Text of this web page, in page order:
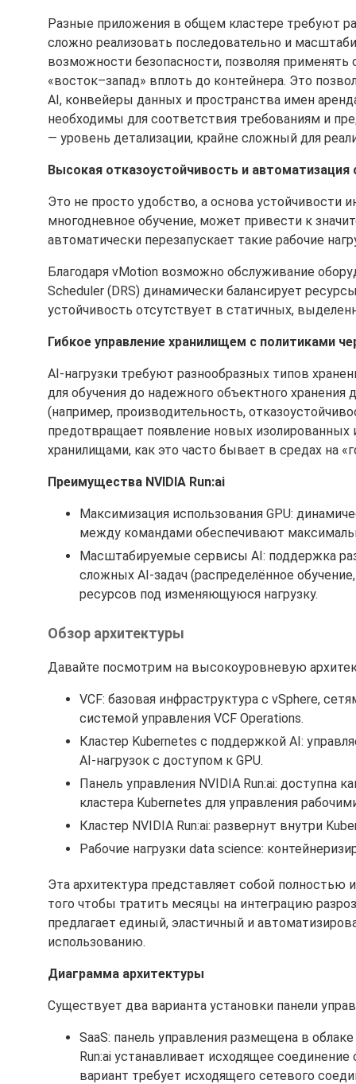
Разные приложения в общем кластере требуют
сложно реализовать последовательно и
возможности безопасности, позволяя
«восток–запад» вплоть до контейнера. Это
AI, конвейеры данных и пространства имен
необходимы для соответствия требованиям и
— уровень детализации, крайне сложный для
Высокая отказоустойчивость и автоматизация
Это не просто удобство, а основа
многодневное обучение, может привести к
автоматически перезапускает такие рабочие
Благодаря vMotion возможно обслуживание
Scheduler (DRS) динамически балансирует
устойчивость отсутствует в статичных,
Гибкое управление хранилищем с политиками
AI-нагрузки требуют разнообразных типов
для обучения до надежного объектного хранения
(например, производительность,
предотвращает появление новых
хранилищами, как это часто бывает в средах на
Преимущества NVIDIA Run:ai
Максимизация использования GPU:
между командами обеспечивают
Масштабируемые сервисы AI: поддержка
сложных AI-задач (распределённое
ресурсов под изменяющуюся нагрузку.
Обзор архитектуры
Давайте посмотрим на высокоуровневую
VCF: базовая инфраструктура с vSphere,
системой управления VCF Operations.
Кластер Kubernetes с поддержкой AI:
AI-нагрузок с доступом к GPU.
Панель управления NVIDIA Run:ai: доступна
кластера Kubernetes для управления
Кластер NVIDIA Run:ai: развернут внутри
Рабочие нагрузки data science:
Эта архитектура представляет собой
того чтобы тратить месяцы на интеграцию
предлагает единый, эластичный и
использованию.
Диаграмма архитектуры
Существует два варианта установки панели
SaaS: панель управления размещена в
Run:ai устанавливает исходящее
вариант требует исходящего сетевого